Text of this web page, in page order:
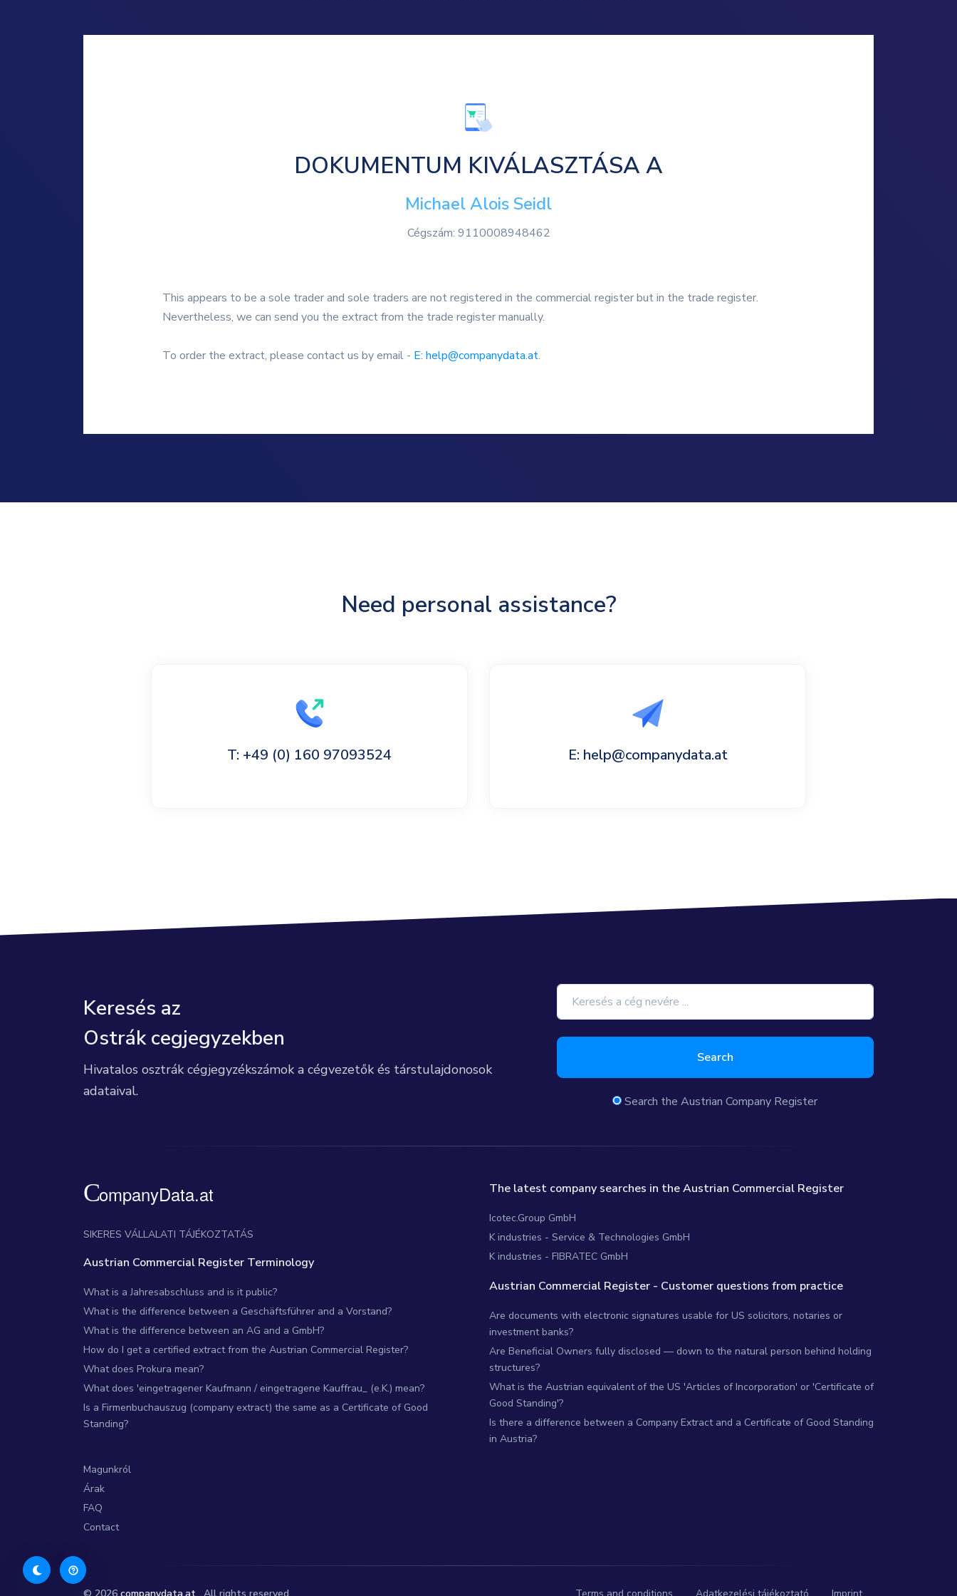
DOKUMENTUM KIVÁLASZTÁSA A
Michael Alois Seidl
Cégszám: 9110008948462
This appears to be a sole trader and sole traders are not registered in the commercial register but in the trade register.
Nevertheless, we can send you the extract from the trade register manually.
To order the extract, please contact us by email - E: help@companydata.at.
Need personal assistance?
T: +49 (0) 160 97093524 E: help@companydata.at
Keresés az
Ostrák cegjegyzekben
Hivatalos osztrák cégjegyzékszámok a cégvezetők és társtulajdonosok
adataival.
Search
Search the Austrian Company Register
SIKERES VÁLLALATI TÁJÉKOZTATÁS
Austrian Commercial Register Terminology
What is a Jahresabschluss and is it public?
What is the difference between a Geschäftsführer and a Vorstand?
What is the difference between an AG and a GmbH?
How do I get a certified extract from the Austrian Commercial Register?
What does Prokura mean?
What does 'eingetragener Kaufmann / eingetragene Kauffrau_ (e.K.) mean?
Is a Firmenbuchauszug (company extract) the same as a Certificate of Good
Standing?
The latest company searches in the Austrian Commercial Register
Icotec.Group GmbH
K industries - Service & Technologies GmbH
K industries - FIBRATEC GmbH
Austrian Commercial Register - Customer questions from practice
Are documents with electronic signatures usable for US solicitors, notaries or
investment banks?
Are Beneficial Owners fully disclosed — down to the natural person behind holding
structures?
What is the Austrian equivalent of the US 'Articles of Incorporation' or 'Certificate of
Good Standing'?
Is there a difference between a Company Extract and a Certificate of Good Standing
in Austria?
Magunkról
Árak
FAQ
Contact
© 2026 companydata.at . All rights reserved Terms and conditions Adatkezelési tájékoztató Imprint